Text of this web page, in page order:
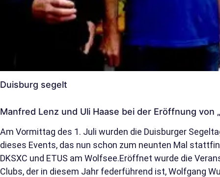
Duisburg segelt
Manfred Lenz und Uli Haase bei der Eröffnung von
Am Vormittag des 1. Juli wurden die Duisburger
dieses Events, das nun schon zum neunten Mal
DKSXC und ETUS am Wolfsee.Eröffnet wurde die
Clubs, der in diesem Jahr federführend ist, Wolfgang